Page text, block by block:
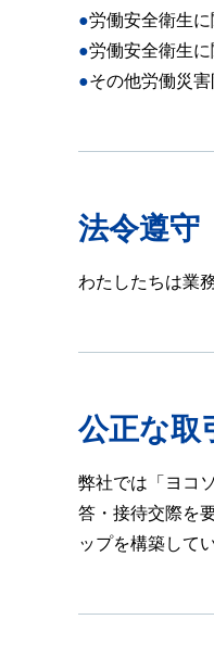
●労働安全衛生
●労働安全衛生
●その他労働災
法令遵守
わたしたちは業
公正な取
弊社では「ヨコ
答・接待交際を
ップを構築して